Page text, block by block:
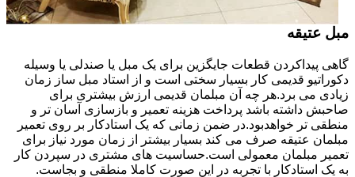
مبل عتیقه
گاهی پیداکردن قطعات جایگزین برای یک مبل یا صندلی یا وسیله
دکوراتیو قدیمی کار بسیار سختی است و از استاد مبل ساز زمان
زیادی می برد.هر چه آن مبلمان قدیمی ارزش بیشتری برای
صاحبش داشته باشد پرداخت هزینه تعمیر و بازسازی آسان تر و
منطقی تر خواهدبود.در ضمن زمانی که یک استادکار بر روی تعمیر
مبلمان عتیقه صرف می کند بسیار بیشتر از زمان مورد نیاز برای
تعمیر مبلمان معمولی است.حساسیت های مشتری در سپردن کار
به یک استادکار با تجربه در این صورت کاملا منطقی و بجاست.